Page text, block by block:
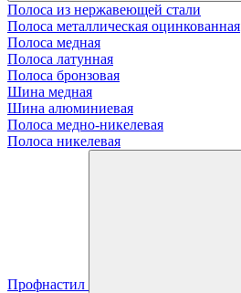
Полоса из нержавеющей стали
Полоса металлическая оцинкованная
Полоса медная
Полоса латунная
Полоса бронзовая
Шина медная
Шина алюминиевая
Полоса медно-никелевая
Полоса никелевая
Профнастил